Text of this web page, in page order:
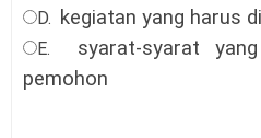
D. kegiatan yang harus
E. syarat-syarat
pemohon